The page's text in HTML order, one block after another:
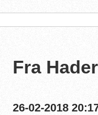
Fra
26-02-2018